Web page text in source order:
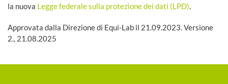
la nuova Legge federale sulla protezione dei dati (LPD).
Approvata dalla Direzione di Equi-Lab il 21.09.2023. Versione
2., 21.08.2025